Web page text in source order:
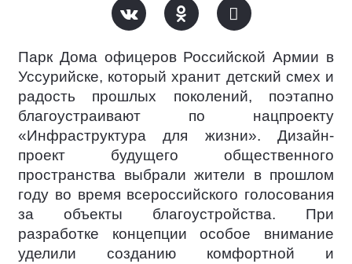
Парк Дома офицеров Российской Армии в
Уссурийске, который хранит детский смех и
радость прошлых поколений, поэтапно
благоустраивают по нацпроекту
«Инфраструктура для жизни». Дизайн-
проект будущего общественного
пространства выбрали жители в прошлом
году во время всероссийского голосования
за объекты благоустройства. При
разработке концепции особое внимание
уделили созданию комфортной и